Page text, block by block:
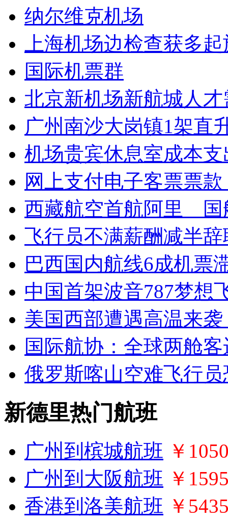
纳尔维克机场
上海机场边检查获多
国际机票群
北京新机场新航城人
广州南沙大岗镇1架直
机场贵宾休息室成本
网上支付电子客票票
西藏航空首航阿里 国
飞行员不满薪酬减半
巴西国内航线6成机票
中国首架波音787梦想
美国西部遭遇高温来
国际航协：全球两舱
俄罗斯喀山空难飞行
新德里热门航班
广州到槟城航班 ￥
广州到大阪航班 ￥
香港到洛美航班 ￥